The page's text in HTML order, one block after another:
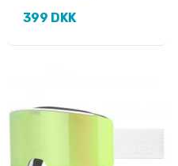
399 DKK